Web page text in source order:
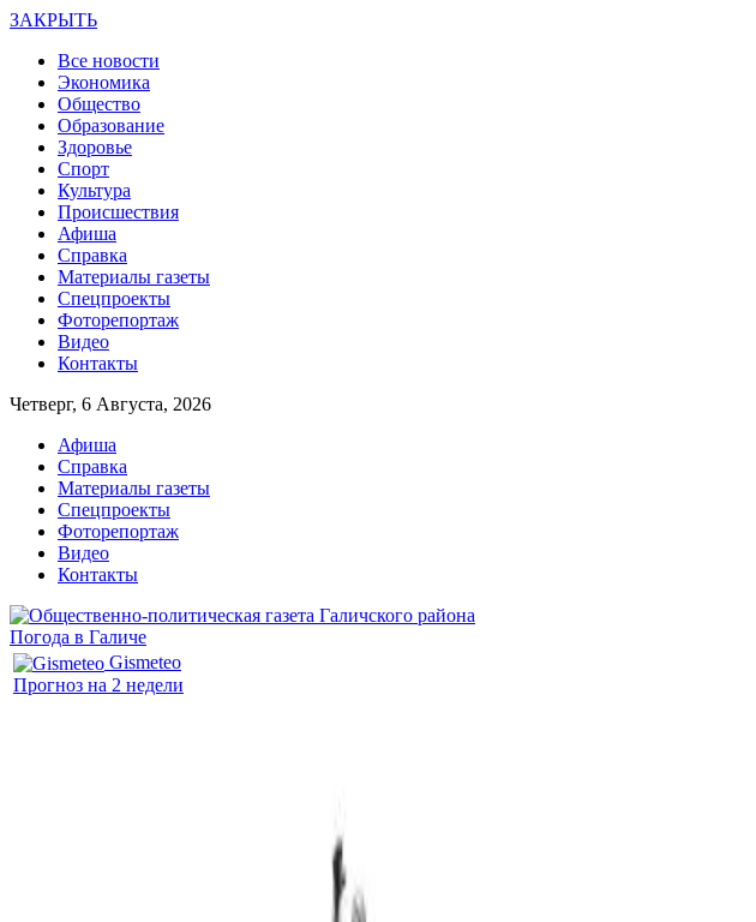
ЗАКРЫТЬ
Все новости
Экономика
Общество
Образование
Здоровье
Спорт
Культура
Происшествия
Афиша
Справка
Материалы газеты
Спецпроекты
Фоторепортаж
Видео
Контакты
Четверг, 6 Августа, 2026
Афиша
Справка
Материалы газеты
Спецпроекты
Фоторепортаж
Видео
Контакты
Погода в Галиче
Gismeteo
Прогноз на 2 недели